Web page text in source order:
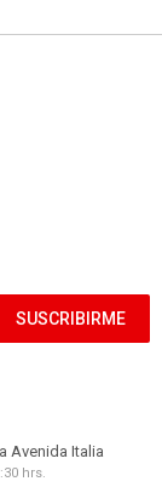
SUSCRIBIRME
Avenida Italia
hrs.